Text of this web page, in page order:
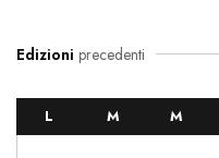
Edizioni precedenti
L M M